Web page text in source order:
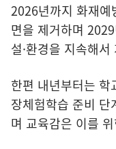
2026년까지 화재
면을 제거하며
설·환경을 지속해서
한편 내년부터는
장체험학습 준비
며 교육감은 이를